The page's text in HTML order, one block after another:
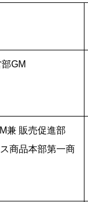
GM
兼 販売促進部
商品本部第一商